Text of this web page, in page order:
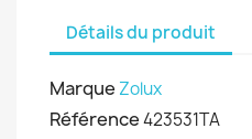
Détails du produit
Marque Zolux
Référence423531TA